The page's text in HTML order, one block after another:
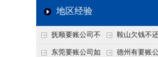
司发展趋势引发行业
服务机构持续提升合
力企业化解应收账款
地区经验
抚顺要账公司不
敢透漏的追回方法是
鞍山欠钱不
口太多？2026年
东莞要账公司如 德州有要账